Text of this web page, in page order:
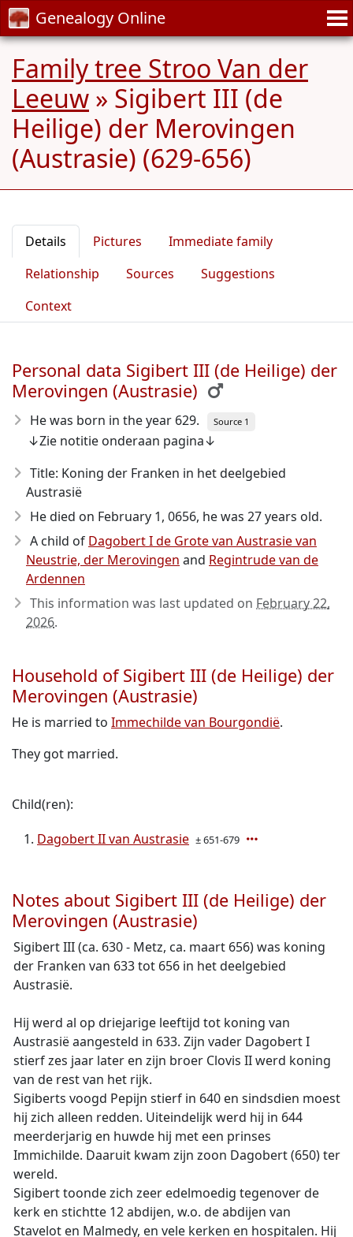
Genealogy Online
Family tree Stroo Van der
Leeuw » Sigibert III (de
Heilige) der Merovingen
(Austrasie) (629-656)
Details Pictures
Immediate family
Relationship
Sources
Suggestions
Context
Personal data Sigibert III (de Heilige) der
Merovingen (Austrasie)
He was born in the year 629. Source 1
↓Zie notitie onderaan pagina↓
Title: Koning der Franken in het deelgebied
Austrasië
He died on February 1, 0656, he was 27 years old.
A child of Dagobert I de Grote van Austrasie van
Neustrie, der Merovingen and Regintrude van de
Ardennen
This information was last updated on February 22,
2026.
Household of Sigibert III (de Heilige) der
Merovingen (Austrasie)
He is married to Immechilde van Bourgondië.
They got married.
Child(ren):
Dagobert II van Austrasie ± 651-679
Notes about Sigibert III (de Heilige) der
Merovingen (Austrasie)
Sigibert III (ca. 630 - Metz, ca. maart 656) was koning
der Franken van 633 tot 656 in het deelgebied
Austrasië.
Hij werd al op driejarige leeftijd tot koning van
Austrasië aangesteld in 633. Zijn vader Dagobert I
stierf zes jaar later en zijn broer Clovis II werd koning
van de rest van het rijk.
Sigiberts voogd Pepijn stierf in 640 en sindsdien moest
hij zich alleen redden. Uiteindelijk werd hij in 644
meerderjarig en huwde hij met een prinses
Immichilde. Daaruit kwam zijn zoon Dagobert (650) ter
wereld.
Sigibert toonde zich zeer edelmoedig tegenover de
kerk en stichtte 12 abdijen, w.o. de abdijen van
Stavelot en Malmedy, en vele kerken en hospitalen. Hij